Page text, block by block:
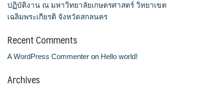
บันทึกเทปกิจกรรม
บุคลากรสายสนับสนุนวิชาการ
ประวัติ วิสัยทัศน์ พันธกิจ โรงเรียนการเรือน
ปฏิบัติงาน ณ มหาวิทยาลัยเกษตรศาสตร์ วิทยาเขต
เฉลิมพระเกียรติ จังหวัดสกลนคร
Recent Comments
A WordPress Commenter on Hello world!
Archives